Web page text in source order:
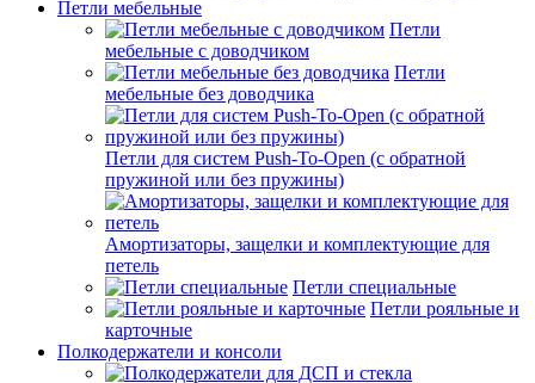
Петли мебельные
Петли
мебельные с доводчиком
Петли
мебельные без доводчика
Петли для систем Push-To-Open (с обратной
пружиной или без пружины)
Амортизаторы, защелки и комплектующие для
петель
Петли специальные
Петли рояльные и
карточные
Полкодержатели и консоли